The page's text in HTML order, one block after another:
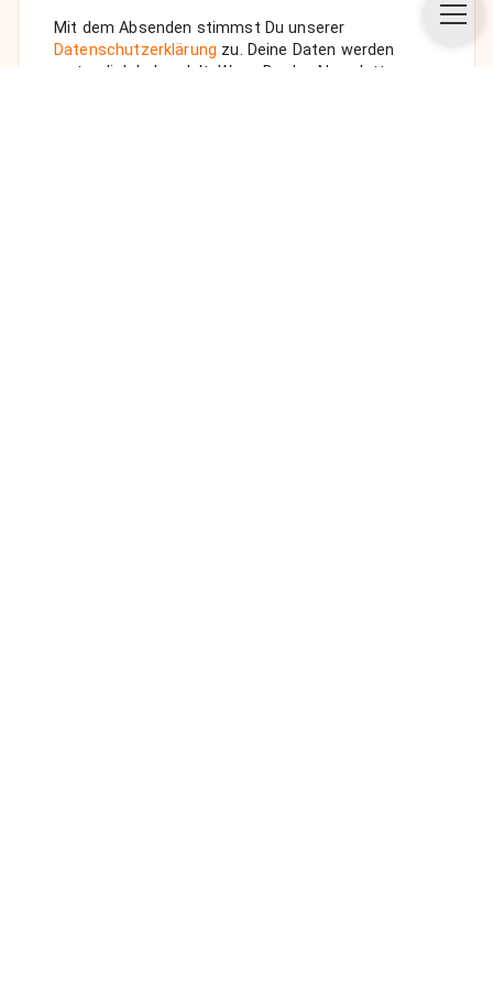
Mit dem Absenden stimmst Du unserer
Datenschutzerklärung zu. Deine Daten werden
vertraulich behandelt. Wenn Du den Newsletter